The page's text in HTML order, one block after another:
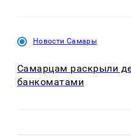
Новости Самары
Самарцам раскрыли
банкоматами